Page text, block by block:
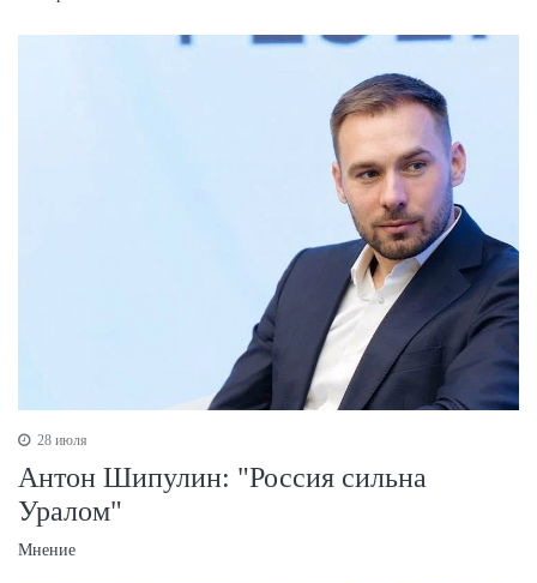
28 июля
Антон Шипулин: "Россия сильна
Уралом"
Мнение